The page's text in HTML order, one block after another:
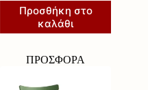
Προσθήκη στο
καλάθι
ΠΡΟΣΦΟΡΑ